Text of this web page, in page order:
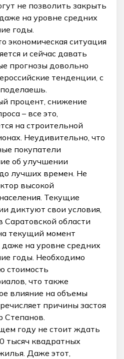
не позволить закрыть
на уровне средних
годы.
экономическая ситуация
и сейчас давать
прогнозы довольно
тенденции, с
процент, снижение
– все это,
на строительной
Неудивительно, что
покупатели
об улучшении
лучших времен. Не
высокой
Текущие
диктуют свои условия,
Саратовской области
текущий момент
даже на уровне средних
годы. Необходимо
стоимость
что также
влияние на объемы
причины застоя
Степанов.
году не стоит ждать
тысяч квадратных
Даже этот,